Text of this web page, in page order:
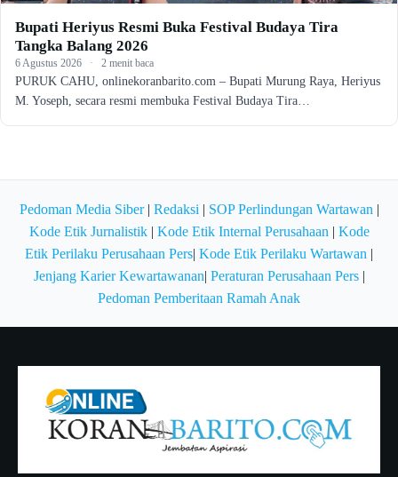
Bupati Heriyus Resmi Buka Festival Budaya Tira
Tangka Balang 2026
6 Agustus 2026 · 2 menit baca
PURUK CAHU, onlinekoranbarito.com – Bupati Murung Raya, Heriyus
M. Yoseph, secara resmi membuka Festival Budaya Tira…
Pedoman Media Siber| Redaksi | SOP Perlindungan Wartawan |
Kode Etik Jurnalistik| Kode Etik Internal Perusahaan | Kode
Etik Perilaku Perusahaan Pers| Kode Etik Perilaku Wartawan |
Jenjang Karier Kewartawanan| Peraturan Perusahaan Pers|
Pedoman Pemberitaan Ramah Anak